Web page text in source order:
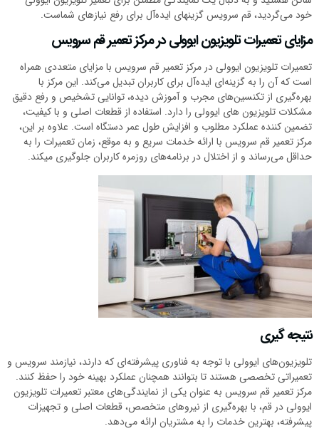
خود می‌گردید، قم سرویس گزینهای ایده‌آل برای رفع نیازهای شماست.
مزایای تعمیرات تلویزیون ایوولی در مرکز تعمیر قم سرویس
تعمیرات تلویزیون ایوولی در مرکز تعمیر قم سرویس با مزایای متعددی همراه
است که آن را به گزینه‌ای ایده‌آل برای کاربران تبدیل می‌کند. این مرکز با
بهره‌گیری از تکنسین‌های مجرب و آموزش دیده، توانایی تشخیص و رفع دقیق
مشکلات تلویزیون های ایوولی را دارد. استفاده از قطعات اصلی و با کیفیت،
تضمین کننده عملکرد مطلوب و افزایش طول عمر دستگاه است. علاوه بر این،
مرکز تعمیر قم سرویس با ارائه خدمات سریع و به موقع، زمان تعمیرات را به
حداقل می‌رساند و از اختلال در برنامه‌های روزمره کاربران جلوگیری میکند.
نتیجه گیری
تلویزیون‌های ایوولی با توجه به فناوری پیشرفته‌ای که دارند، نیازمند سرویس و
تعمیراتی تخصصی هستند تا بتوانند همچنان عملکرد بهینه خود را حفظ کنند.
مرکز تعمیر قم سرویس به عنوان یکی از نمایندگی‌های معتبر تعمیرات تلویزیون
ایوولی در قم، با بهره‌گیری از نیروهای متخصص، قطعات اصلی و تجهیزات
پیشرفته، بهترین خدمات را به مشتریان ارائه می‌دهد.